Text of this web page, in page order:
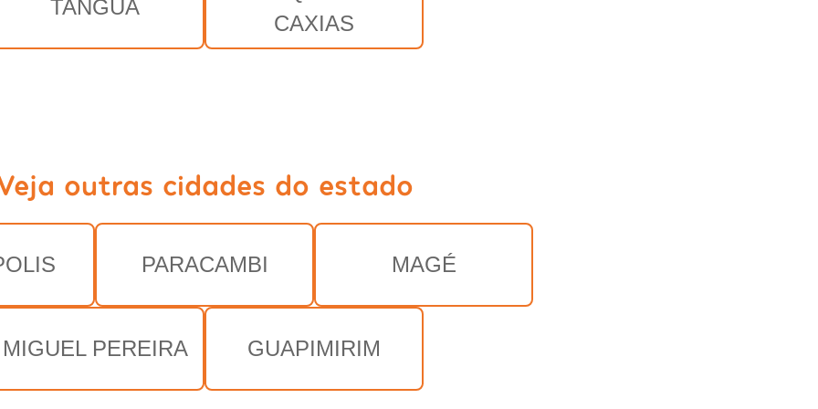
TANGUÁ
CAXIAS
outras cidades do estado
PARACAMBI MAGÉ
MIGUEL PEREIRA GUAPIMIRIM